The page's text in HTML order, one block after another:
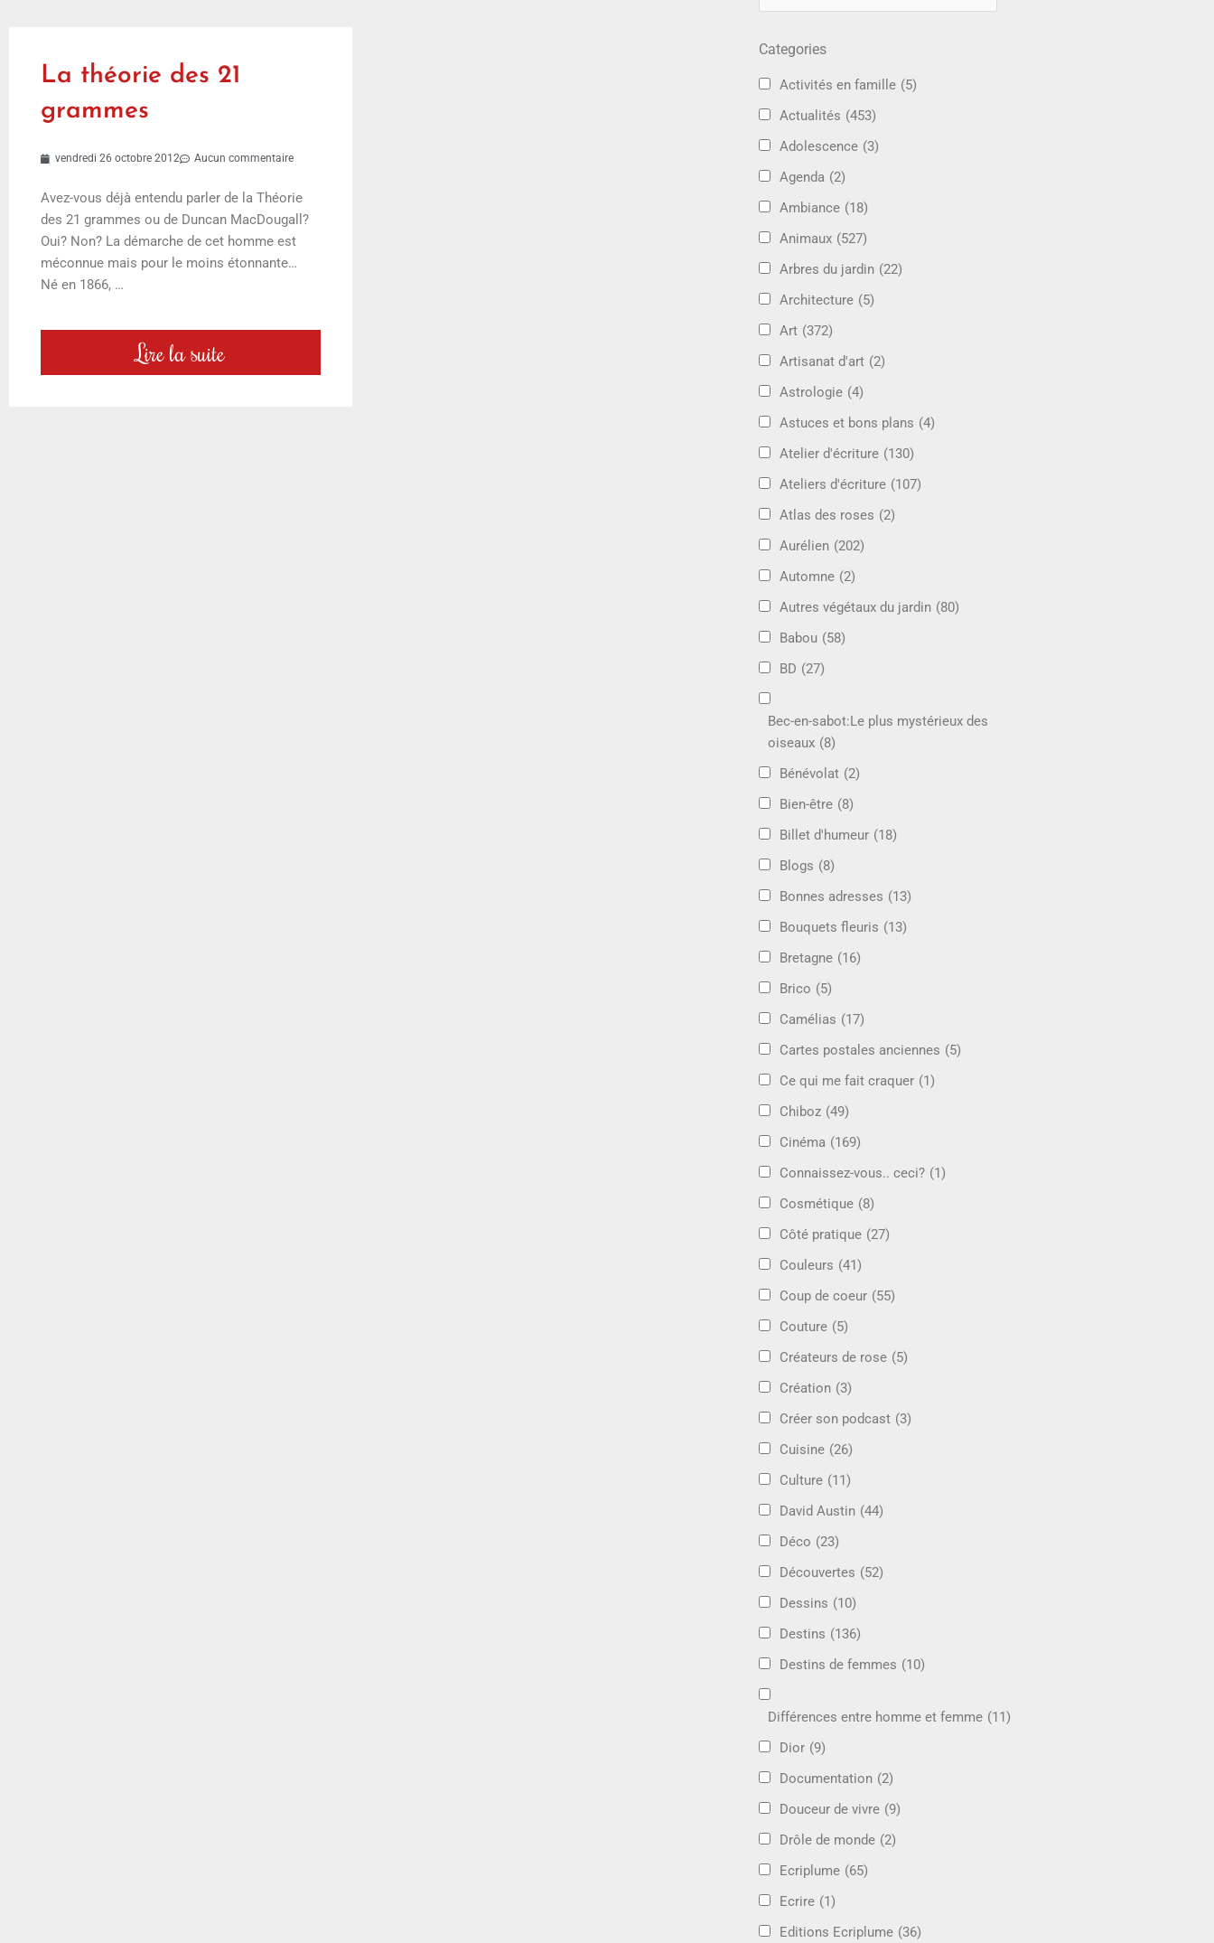
La théorie des 21
grammes
vendredi 26 octobre 2012 Aucun commentaire
Avez-vous déjà entendu parler de la Théorie
des 21 grammes ou de Duncan MacDougall?
Oui? Non? La démarche de cet homme est
méconnue mais pour le moins étonnante…
Né en 1866, …
Lire la suite
Categories
Activités en famille (5)
Actualités (453)
Adolescence (3)
Agenda (2)
Ambiance (18)
Animaux (527)
Arbres du jardin (22)
Architecture (5)
Art (372)
Artisanat d'art (2)
Astrologie (4)
Astuces et bons plans (4)
Atelier d'écriture (130)
Ateliers d'écriture (107)
Atlas des roses (2)
Aurélien (202)
Automne (2)
Autres végétaux du jardin (80)
Babou (58)
BD (27)
Bec-en-sabot:Le plus mystérieux des
oiseaux (8)
Bénévolat (2)
Bien-être (8)
Billet d'humeur (18)
Blogs (8)
Bonnes adresses (13)
Bouquets fleuris (13)
Bretagne (16)
Brico (5)
Camélias (17)
Cartes postales anciennes (5)
Ce qui me fait craquer (1)
Chiboz (49)
Cinéma (169)
Connaissez-vous.. ceci? (1)
Cosmétique (8)
Côté pratique (27)
Couleurs (41)
Coup de coeur (55)
Couture (5)
Créateurs de rose (5)
Création (3)
Créer son podcast (3)
Cuisine (26)
Culture (11)
David Austin (44)
Déco (23)
Découvertes (52)
Dessins (10)
Destins (136)
Destins de femmes (10)
Différences entre homme et femme (11)
Dior (9)
Documentation (2)
Douceur de vivre (9)
Drôle de monde (2)
Ecriplume (65)
Ecrire (1)
Editions Ecriplume (36)